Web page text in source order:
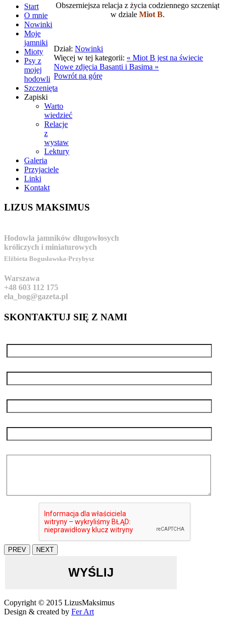
Obszerniejsza relacja z życia codziennego szczeniąt
w dziale Miot B.
Dział: Nowinki
Więcej w tej kategorii: « Miot B jest na świecie
Nowe zdjęcia Basanti i Basima »
Powrót na górę
Start
O mnie
Nowinki
Moje
jamniki
Mioty
Psy z
mojej
hodowli
Szczenięta
Zapiski
Warto
wiedzieć
Relacje
z
wystaw
Lektury
Galeria
Przyjaciele
Linki
Kontakt
LIZUS MAKSIMUS
Hodowla jamników długowłosych
króliczych i miniaturowych
Elżbieta Bogusławska-Przybysz
Warszawa
+48 603 112 175
ela_bog@gazeta.pl
SKONTAKTUJ SIĘ Z NAMI
PREV NEXT
WYŚLIJ
Copyright © 2015 LizusMaksimus
Design & created by Fer Art